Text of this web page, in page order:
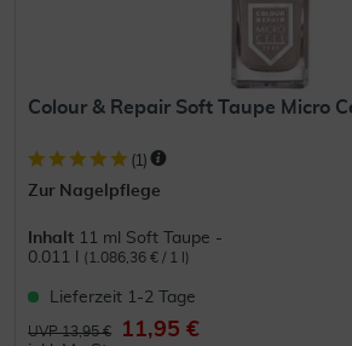
Colour & Repair Soft Taupe Micro
(1)
Zur Nagelpflege
Inhalt 11 ml Soft Taupe -
0.011 l
(1.086,36 € / 1 l)
Lieferzeit 1-2 Tage
UVP 13,95 € 11,95 €